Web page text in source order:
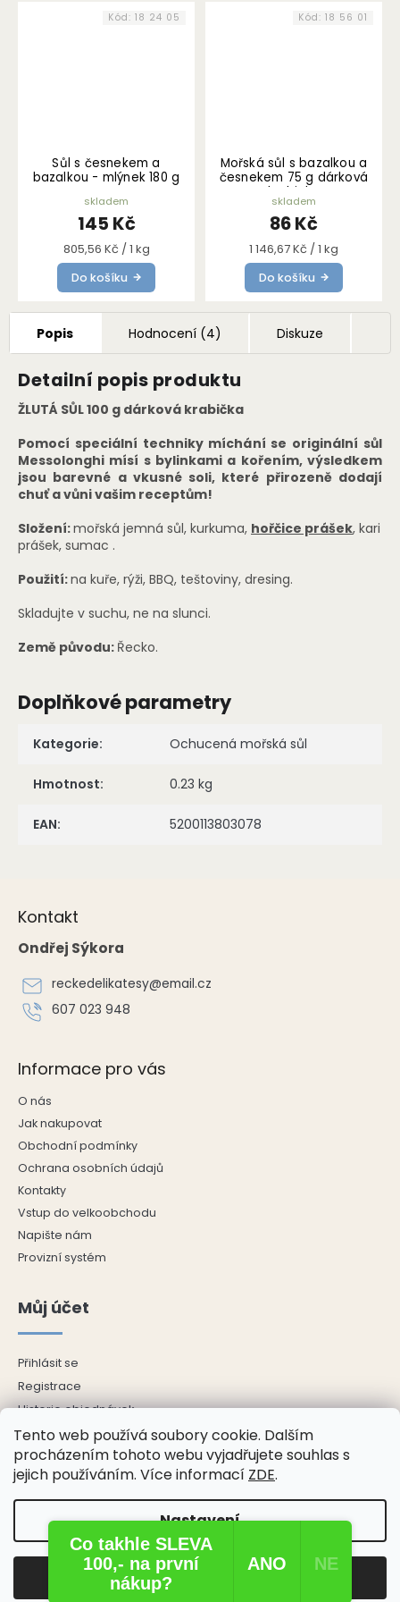
Tento web používá soubory cookie. Dalším
procházením tohoto webu vyjadřujete souhlas s
jejich používáním. Více informací ZDE.
Nastavení
Odmítnout
Sůl s česnekem a
bazalkou - mlýnek 180 g
skladem
145 Kč
Měrná
cena:
805,56 Kč / 1 kg
Do košíku
Kód: 18 24 05
Mořská sůl s bazalkou a
česnekem 75 g dárková
krabička
skladem
86 Kč
Měrná
cena:
1 146,67 Kč / 1 kg
Do košíku
Kód: 18 56 01
Popis Hodnocení (4) Diskuze
Detailní popis produktu
ŽLUTÁ SŮL 100 g dárková krabička
Pomocí speciální techniky míchání se originální sůl
Messolonghi mísí s bylinkami a kořením, výsledkem
jsou barevné a vkusné soli, které přirozeně dodají
chuť a vůni vašim receptům!
Složení:mořská jemná sůl, kurkuma, hořčice prášek, kari
prášek, sumac .
Použití:na kuře, rýži, BBQ, teštoviny, dresing.
Skladujte v suchu, ne na slunci.
Země původu: Řecko.
Doplňkové parametry
Kategorie: Ochucená mořská sůl
Hmotnost: 0.23 kg
EAN: 5200113803078
Kontakt
Ondřej Sýkora
reckedelikatesy@email.cz
607 023 948
Informace pro vás
O nás
Jak nakupovat
Obchodní podmínky
Ochrana osobních údajů
Kontakty
Vstup do velkoobchodu
Napište nám
Provizní systém
Můj účet
Přihlásit se
Registrace
Historie objednávek
Adresy
Odhlásit se
Vytvořil Shoptet
Copyright 2026 . Všechna práva vyhrazena.
Upravit nastavení cookies
Co takhle SLEVA
100,- na první
nákup?
ANO​ NE​